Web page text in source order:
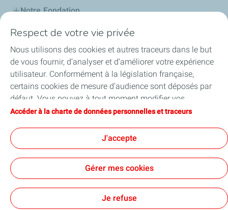
Notre Fondation
Nos actions
L'Industreet
Nos partenaires
Salariés engagés
Accessibilité : partiellement conforme
Respect de votre vie privée
Nous utilisons des cookies et autres traceurs dans le but
de vous fournir, d’analyser et d’améliorer votre expérience
utilisateur. Conformément à la législation française,
certains cookies de mesure d'audience sont déposés par
défaut. Vous pouvez à tout moment modifier vos
paramètres de cookies en cliquant sur le bouton « Gérer
vous acceptez le dépôt de l’ensemble des cookies. Dans le
cas où vous cliquez sur « Je refuse », seuls les cookies
techniques nécessaires au bon fonctionnement du site
seront utilisés. Pour plus d’informations, vous pouvez
traceurs ».
Accéder à la charte de données personnelles et traceurs
J'accepte
Gérer mes cookies
Je refuse